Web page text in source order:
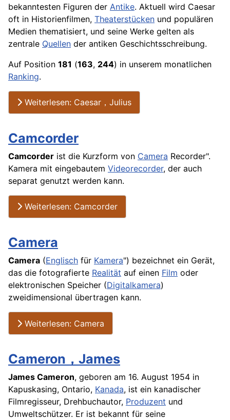
bekanntesten Figuren der Antike. Aktuell wird Caesar
oft in Historienfilmen, Theaterstücken und populären
Medien thematisiert, und seine Werke gelten als
zentrale Quellen der antiken Geschichtsschreibung.
Auf Position 181 (163, 244) in unserem monatlichen
Ranking.
Weiterlesen: Caesar，Julius
Camcorder
Camcorder ist die Kurzform von Camera Recorder".
Kamera mit eingebautem Videorecorder, der auch
separat genutzt werden kann.
Weiterlesen: Camcorder
Camera
Camera (Englisch für Kamera") bezeichnet ein Gerät,
das die fotografierte Realität auf einen Film oder
elektronischen Speicher (Digitalkamera)
zweidimensional übertragen kann.
Weiterlesen: Camera
Cameron，James
James Cameron, geboren am 16. August 1954 in
Kapuskasing, Ontario, Kanada, ist ein kanadischer
Filmregisseur, Drehbuchautor, Produzent und
Umweltschützer. Er ist bekannt für seine